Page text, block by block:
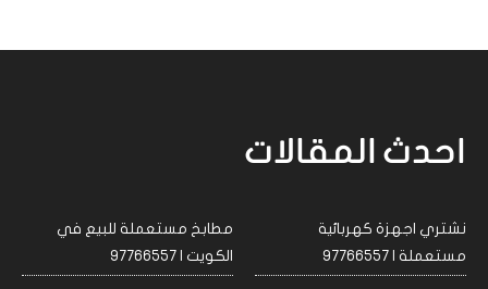
احدث المقالات
نشتري اجهزة كهربائية
مستعملة | 97766557
مطابخ مستعملة للبيع في
الكويت | 97766557